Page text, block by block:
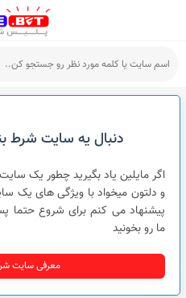
دنبال یه سایت
اگر مایلین یاد بگیرید چطور یک
و دلتون میخواد با ویژگی های یک
پیشنهاد می کنم برای شروع
ما رو بخونید
معرفی سایت